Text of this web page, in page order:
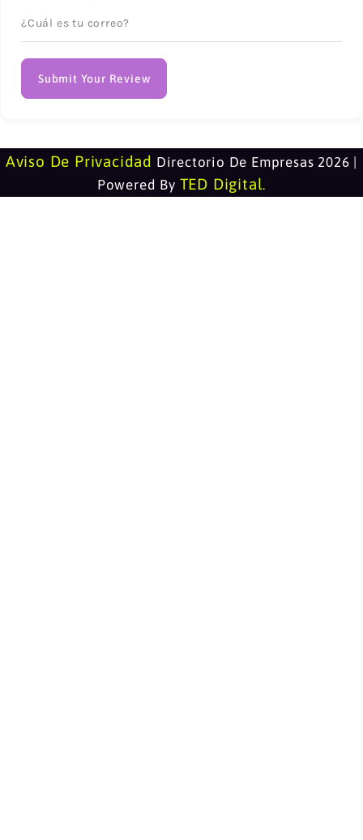
Submit Your Review
Aviso De Privacidad Directorio De Empresas 2026 |
Powered By TED Digital.